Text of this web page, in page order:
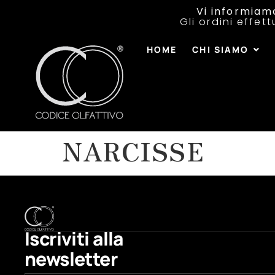
Vi
Gli ordini
HOME CHI SIAMO
NARCISSE
Iscriviti alla
newsletter